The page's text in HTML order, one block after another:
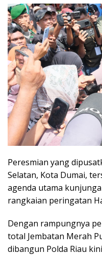
Peresmian yang
Selatan, Kota Dumai,
agenda utama
rangkaian peringatan
Dengan rampungnya
total Jembatan Merah
dibangun Polda Riau